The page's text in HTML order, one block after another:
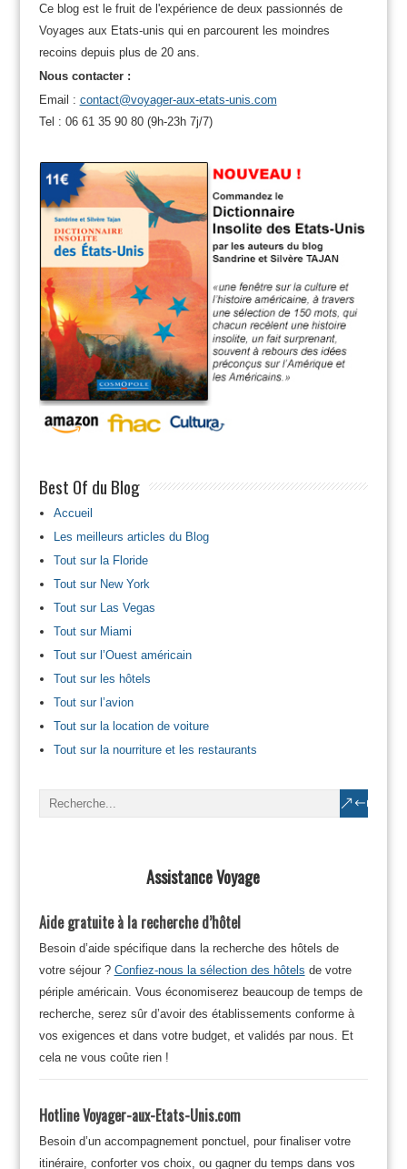
Ce blog est le fruit de l'expérience de deux passionnés de
Voyages aux Etats-unis qui en parcourent les moindres
recoins depuis plus de 20 ans.
Nous contacter :
Email : contact@voyager-aux-etats-unis.com
Tel : 06 61 35 90 80 (9h-23h 7j/7)
Best Of du Blog
Accueil
Les meilleurs articles du Blog
Tout sur la Floride
Tout sur New York
Tout sur Las Vegas
Tout sur Miami
Tout sur l’Ouest américain
Tout sur les hôtels
Tout sur l’avion
Tout sur la location de voiture
Tout sur la nourriture et les restaurants
Assistance Voyage
Aide gratuite à la recherche d’hôtel
Besoin d’aide spécifique dans la recherche des hôtels de
votre séjour ? Confiez-nous la sélection des hôtels de votre
périple américain. Vous économiserez beaucoup de temps de
recherche, serez sûr d’avoir des établissements conforme à
vos exigences et dans votre budget, et validés par nous. Et
cela ne vous coûte rien !
Hotline Voyager-aux-Etats-Unis.com
Besoin d’un accompagnement ponctuel, pour finaliser votre
itinéraire, conforter vos choix, ou gagner du temps dans vos